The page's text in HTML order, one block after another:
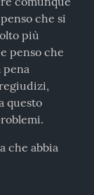
che si
più
penso che
pena
questo
che abbia